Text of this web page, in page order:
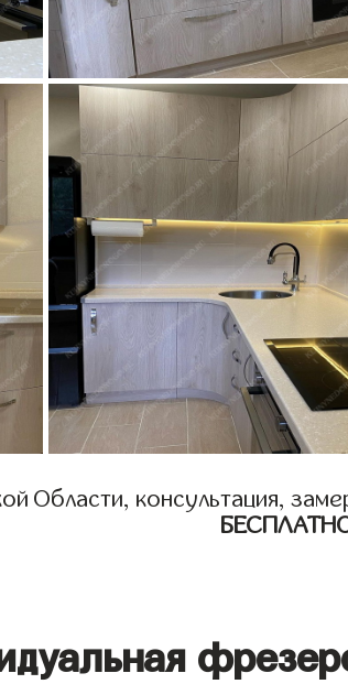
Области, консультация,